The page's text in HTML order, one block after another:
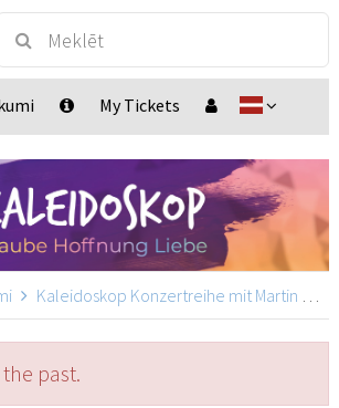
My Tickets
Kaleidoskop Konzertreihe mit Martin Pepper
past.